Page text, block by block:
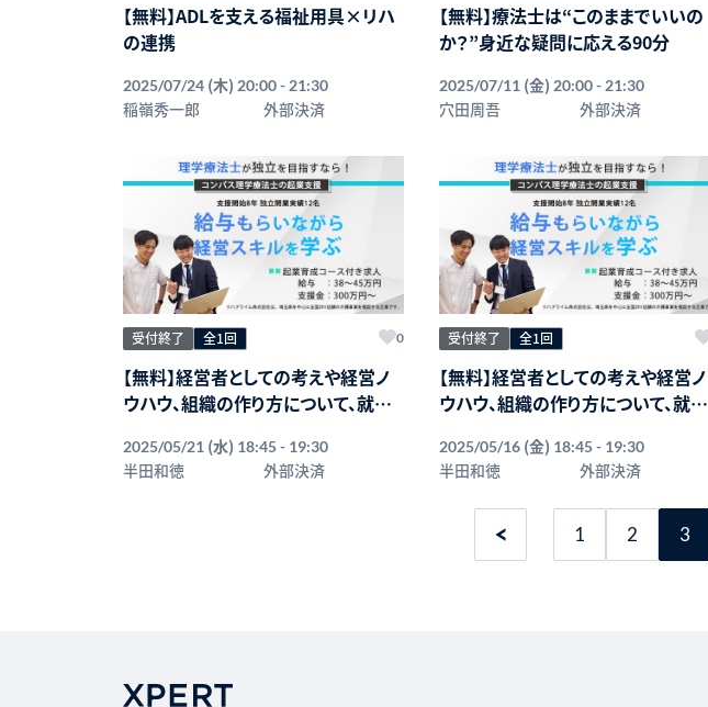
【無料】ADLを支える福祉用具×リハ
の連携
2025/07/24 (木) 20:00 - 21:30
稲嶺秀一郎 外部決済
【無料】療法士は“このままでいいの
か？”身近な疑問に応える90分
2025/07/11 (金) 20:00 - 21:30
穴田周吾 外部決済
受付終了 全1回 0
【無料】経営者としての考えや経営ノ
ウハウ、組織の作り方について、就業
コース」オンライン説明会
2025/05/21 (水) 18:45 - 19:30
半田和徳 外部決済
受付終了 全1回
【無料】経営者としての考えや経営ノ
ウハウ、組織の作り方について、就業
コース」オンライン説明会
2025/05/16 (金) 18:45 - 19:30
半田和徳 外部決済
1 2 3